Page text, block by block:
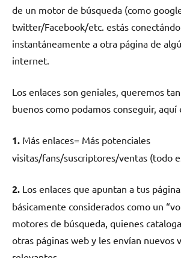
de un motor de búsqueda (como
twitter/Facebook/etc. estás
instantáneamente a otra página de
internet.
Los enlaces son geniales, queremos
buenos como podamos conseguir, aquí
1. Más enlaces= Más potenciales
visitas/fans/suscriptores/ventas (todo
2. Los enlaces que apuntan a tus
básicamente considerados como un
motores de búsqueda, quienes
otras páginas web y les envían nuevos